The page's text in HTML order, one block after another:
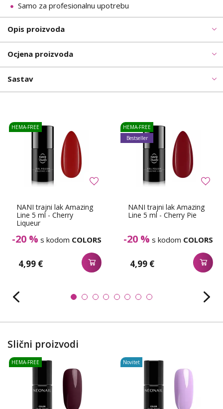
Samo za profesionalnu upotrebu
Opis proizvoda
Ocjena proizvoda
Sastav
NANI trajni lak Amazing
Line 5 ml - Cherry
Liqueur
-20 % s kodom COLORS
4,99 €
HEMA-FREE
NANI trajni lak Amazing
Line 5 ml - Cherry Pie
-20 % s kodom COLORS
4,99 €
HEMA-FREE
Bestseller
Slični proizvodi
HEMA-FREE Novitet